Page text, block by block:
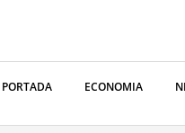
PORTADA ECONOMIA